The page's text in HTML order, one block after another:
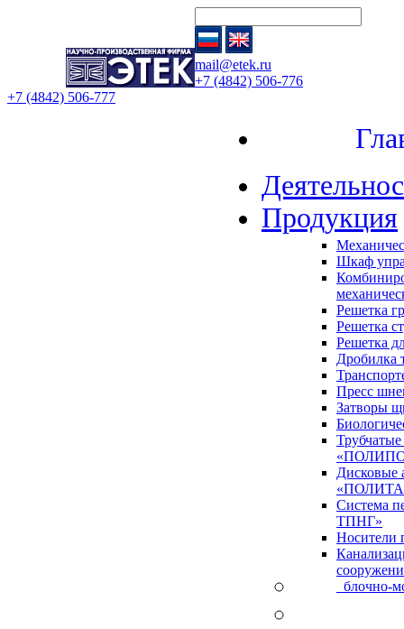
mail@etek.ru
+7 (4842) 506-776
+7 (4842) 506-777
Продукция
Шкаф
Решетка
Решетка
Решетка
Дробилка
Пресс
Затворы
Дисковые
Система
ТПНГ»
Носители
блочно-